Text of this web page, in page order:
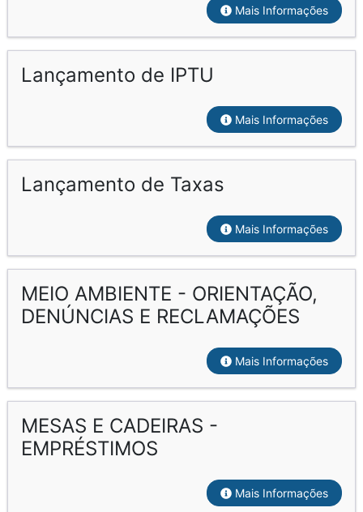
Mais Informações
Lançamento de IPTU
Mais Informações
Lançamento de Taxas
Mais Informações
MEIO AMBIENTE - ORIENTAÇÃO,
DENÚNCIAS E RECLAMAÇÕES
Mais Informações
MESAS E CADEIRAS -
EMPRÉSTIMOS
Mais Informações